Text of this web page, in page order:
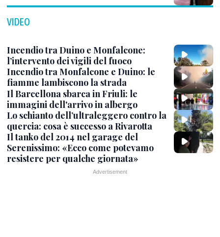
VIDEO
Incendio tra Duino e Monfalcone:
l’intervento dei vigili del fuoco
Incendio tra Monfalcone e Duino: le
fiamme lambiscono la strada
Il Barcellona sbarca in Friuli: le
immagini dell'arrivo in albergo
Lo schianto dell’ultraleggero contro la
quercia: cosa è successo a Rivarotta
Il tanko del 2014 nel garage del
Serenissimo: «Ecco come potevamo
resistere per qualche giornata»